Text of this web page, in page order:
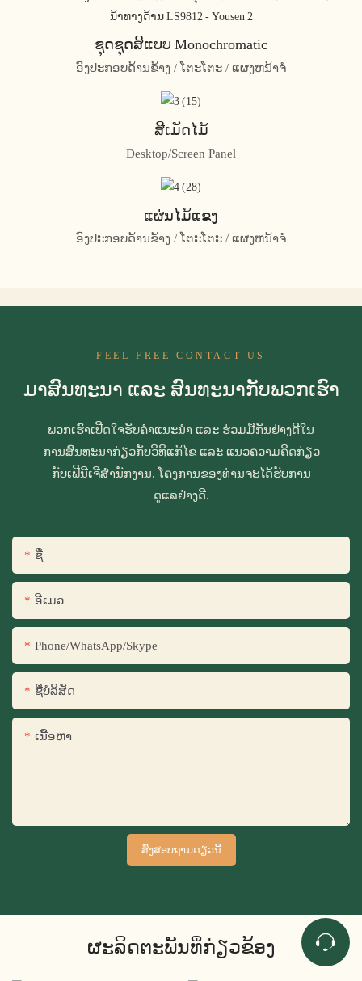
ຊຸດຊຸດສີແບບ Monochromatic
ອົງປະກອບດ້ານຂ້າງ / ໂຕະໂຕະ / ແຜງຫນ້າຈໍ
ສີເມັດໄມ້
Desktop/Screen Panel
ແຜ່ນໄມ້ແຂງ
ອົງປະກອບດ້ານຂ້າງ / ໂຕະໂຕະ / ແຜງຫນ້າຈໍ
FEEL FREE CONTACT US
ມາສົນທະນາ ແລະ ສົນທະນາກັບພວກເຮົາ
ພວກເຮົາເປີດໃຈຮັບຄຳແນະນຳ ແລະ ຮ່ວມມືກັນຢ່າງດີໃນ
ການສົນທະນາກ່ຽວກັບວິທີແກ້ໄຂ ແລະ ແນວຄວາມຄິດກ່ຽວ
ກັບເຟີນີເຈີສຳນັກງານ. ໂຄງການຂອງທ່ານຈະໄດ້ຮັບການ
ດູແລຢ່າງດີ.
ຊື່
ອີເມວ
Phone/WhatsApp/Skype
ຊື່​ບໍ​ລິ​ສັດ
ເນື້ອຫາ
ສົ່ງສອບຖາມດຽວນີ້
ຜະລິດຕະພັນທີ່ກ່ຽວຂ້ອງ